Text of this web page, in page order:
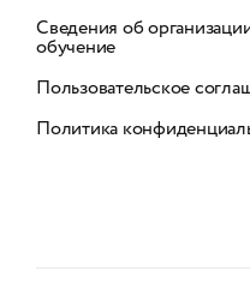
Сведения об
обучение
Пользовательское
Политика